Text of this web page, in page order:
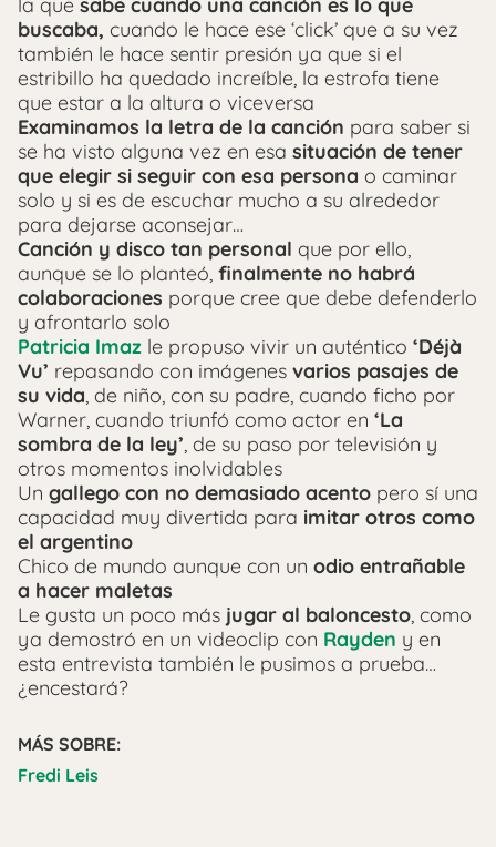
buscaba, cuando le hace ese ‘click’ que a su vez
también le hace sentir presión ya que si el
estribillo ha quedado increíble, la estrofa tiene
que estar a la altura o viceversa
Examinamos la letra de la canción para saber si
se ha visto alguna vez en esa situación de tener
que elegir si seguir con esa persona o caminar
solo y si es de escuchar mucho a su alrededor
para dejarse aconsejar…
Canción y disco tan personal que por ello,
aunque se lo planteó, finalmente no habrá
colaboraciones porque cree que debe defenderlo
y afrontarlo solo
Patricia Imaz le propuso vivir un auténtico ‘Déjà
Vu’ repasando con imágenes varios pasajes de
su vida , de niño, con su padre, cuando ficho por
Warner, cuando triunfó como actor en ‘La
sombra de la ley’ , de su paso por televisión y
otros momentos inolvidables
Un gallego con no demasiado acento pero sí una
capacidad muy divertida para imitar otros como
el argentino
Chico de mundo aunque con un odio entrañable
a hacer maletas
Le gusta un poco más jugar al baloncesto , como
ya demostró en un videoclip con Rayden y en
esta entrevista también le pusimos a prueba…
¿encestará?
MÁS SOBRE:
Fredi Leis